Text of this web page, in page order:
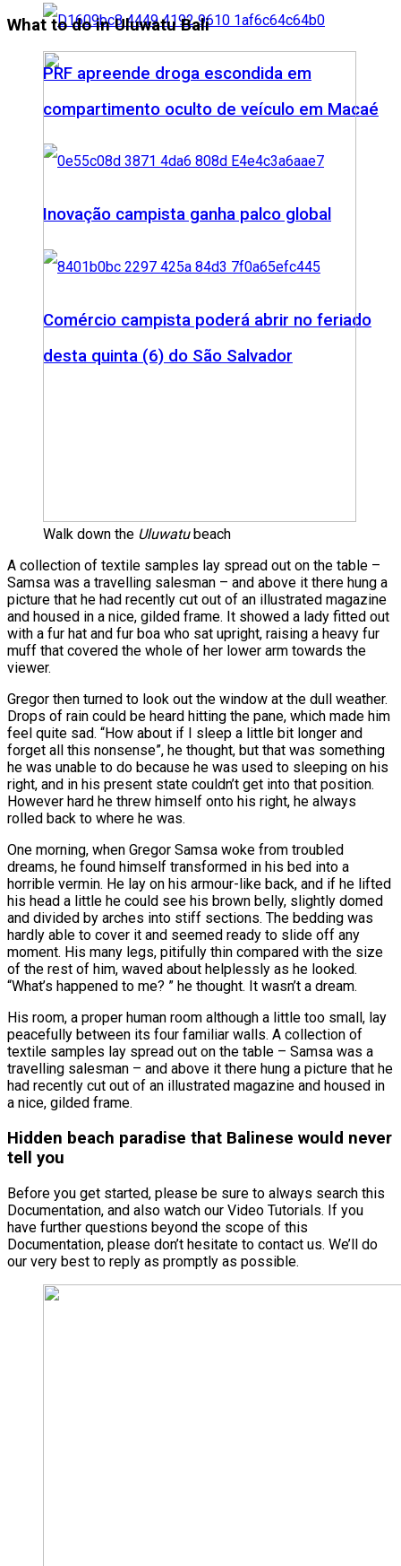
PRF apreende droga escondida em
compartimento oculto de veículo em Macaé
Inovação campista ganha palco global
Comércio campista poderá abrir no feriado
desta quinta (6) do São Salvador
What to do in Uluwatu Bali
Walk down the Uluwatubeach
A collection of textile samples lay spread out on the table –
Samsa was a travelling salesman – and above it there hung a
picture that he had recently cut out of an illustrated magazine
and housed in a nice, gilded frame. It showed a lady fitted out
with a fur hat and fur boa who sat upright, raising a heavy fur
muff that covered the whole of her lower arm towards the
viewer.
Gregor then turned to look out the window at the dull weather.
Drops of rain could be heard hitting the pane, which made him
feel quite sad. “How about if I sleep a little bit longer and
forget all this nonsense”, he thought, but that was something
he was unable to do because he was used to sleeping on his
right, and in his present state couldn’t get into that position.
However hard he threw himself onto his right, he always
rolled back to where he was.
One morning, when Gregor Samsa woke from troubled
dreams, he found himself transformed in his bed into a
horrible vermin. He lay on his armour-like back, and if he lifted
his head a little he could see his brown belly, slightly domed
and divided by arches into stiff sections. The bedding was
hardly able to cover it and seemed ready to slide off any
moment. His many legs, pitifully thin compared with the size
of the rest of him, waved about helplessly as he looked.
“What’s happened to me? ” he thought. It wasn’t a dream.
His room, a proper human room although a little too small, lay
peacefully between its four familiar walls. A collection of
textile samples lay spread out on the table – Samsa was a
travelling salesman – and above it there hung a picture that he
had recently cut out of an illustrated magazine and housed in
a nice, gilded frame.
Hidden beach paradise that Balinese would never
tell you
Before you get started, please be sure to always search this
Documentation, and also watch our Video Tutorials. If you
have further questions beyond the scope of this
Documentation, please don’t hesitate to contact us. We’ll do
our very best to reply as promptly as possible.